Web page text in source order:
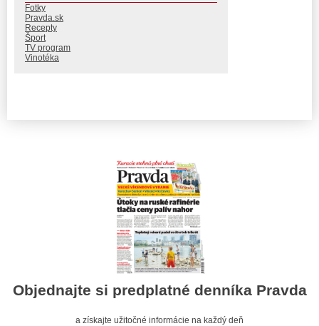
Fotky
Pravda.sk
Recepty
Šport
TV program
Vinotéka
Objednajte si predplatné denníka Pravda
a získajte užitočné informácie na každý deň